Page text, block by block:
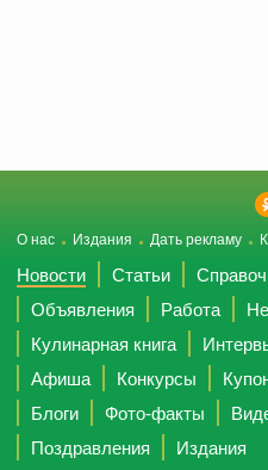
О нас Издания Дать рекламу
Новости Статьи
Объявления
Работа
Кулинарная книга
Афиша
Конкурсы
Блоги
Фото-факты
Поздравления
Издания